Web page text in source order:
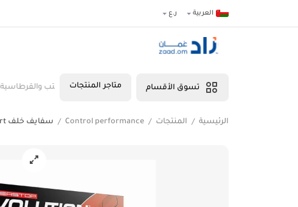
العربية ر.ع
تسوق الأقسام متاجر المنتجات المنتجات الصحيةالأغذيةالأدوات والمعدات الألعابالكتب والقرطاسية
الرئيسية / المنتجات /
Control performance
/ سفايف خلف c7 zo6/ grand sport